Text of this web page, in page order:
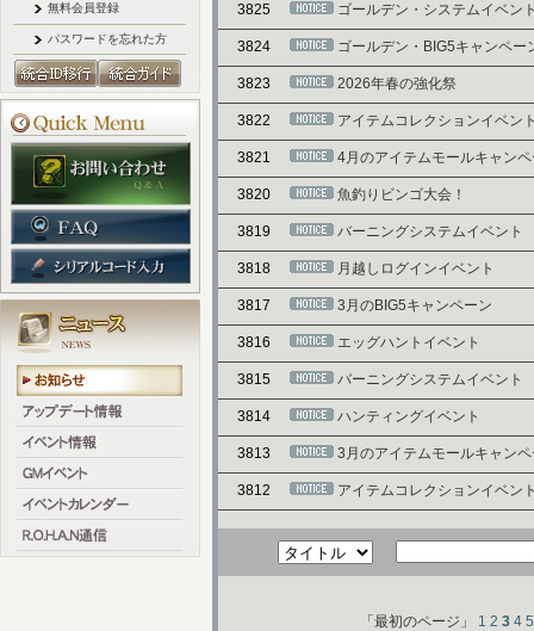
無料会員登録
パスワードを忘れた方
3825 ゴールデン・システムイベン
3824 ゴールデン・BIG5キャンペー
3823 2026年春の強化祭
3822 アイテムコレクションイベン
3821 4月のアイテムモールキャン
3820 魚釣りビンゴ大会！
3819 バーニングシステムイベント
3818 月越しログインイベント
3817 3月のBIG5キャンペーン
3816 エッグハントイベント
3815 バーニングシステムイベント
3814 ハンティングイベント
3813 3月のアイテムモールキャン
3812 アイテムコレクションイベン
「最初のページ」 1 2 3 4 5